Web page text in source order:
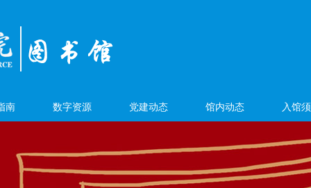
南 数字资源 党建动态 馆内动态 入馆